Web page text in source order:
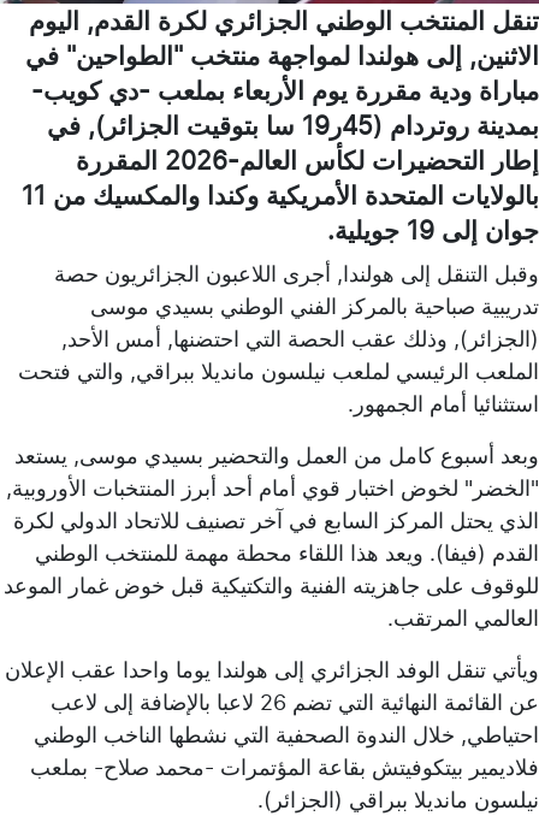
تنقل المنتخب الوطني الجزائري لكرة القدم, اليوم
الاثنين, إلى هولندا لمواجهة منتخب "الطواحين" في
مباراة ودية مقررة يوم الأربعاء بملعب -دي كويب-
بمدينة روتردام (45ر19 سا بتوقيت الجزائر), في
إطار التحضيرات لكأس العالم-2026 المقررة
بالولايات المتحدة الأمريكية وكندا والمكسيك من 11
جوان إلى 19 جويلية.
وقبل التنقل إلى هولندا, أجرى اللاعبون الجزائريون حصة
تدريبية صباحية بالمركز الفني الوطني بسيدي موسى
(الجزائر), وذلك عقب الحصة التي احتضنها, أمس الأحد,
الملعب الرئيسي لملعب نيلسون مانديلا ببراقي, والتي فتحت
استثنائيا أمام الجمهور.
وبعد أسبوع كامل من العمل والتحضير بسيدي موسى, يستعد
"الخضر" لخوض اختبار قوي أمام أحد أبرز المنتخبات الأوروبية,
الذي يحتل المركز السابع في آخر تصنيف للاتحاد الدولي لكرة
القدم (فيفا). ويعد هذا اللقاء محطة مهمة للمنتخب الوطني
للوقوف على جاهزيته الفنية والتكتيكية قبل خوض غمار الموعد
العالمي المرتقب.
ويأتي تنقل الوفد الجزائري إلى هولندا يوما واحدا عقب الإعلان
عن القائمة النهائية التي تضم 26 لاعبا بالإضافة إلى لاعب
احتياطي, خلال الندوة الصحفية التي نشطها الناخب الوطني
فلاديمير بيتكوفيتش بقاعة المؤتمرات -محمد صلاح- بملعب
نيلسون مانديلا ببراقي (الجزائر).